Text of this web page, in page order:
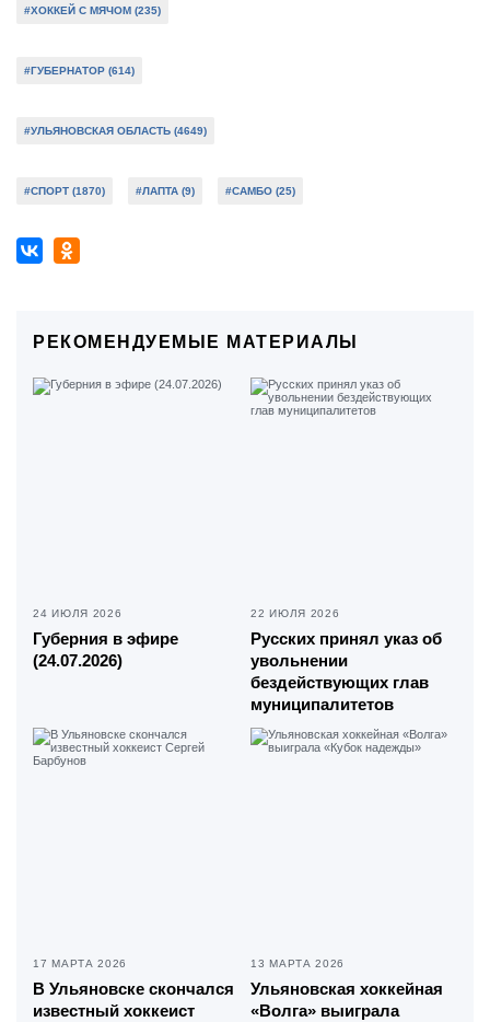
#ХОККЕЙ С МЯЧОМ (235)
#ГУБЕРНАТОР (614)
#УЛЬЯНОВСКАЯ ОБЛАСТЬ (4649)
#СПОРТ (1870) #ЛАПТА (9) #САМБО (25)
РЕКОМЕНДУЕМЫЕ МАТЕРИАЛЫ
24 ИЮЛЯ 2026
Губерния в эфире
(24.07.2026)
22 ИЮЛЯ 2026
Русских принял указ об
увольнении
бездействующих глав
муниципалитетов
17 МАРТА 2026
В Ульяновске скончался
известный хоккеист
13 МАРТА 2026
Ульяновская хоккейная
«Волга» выиграла